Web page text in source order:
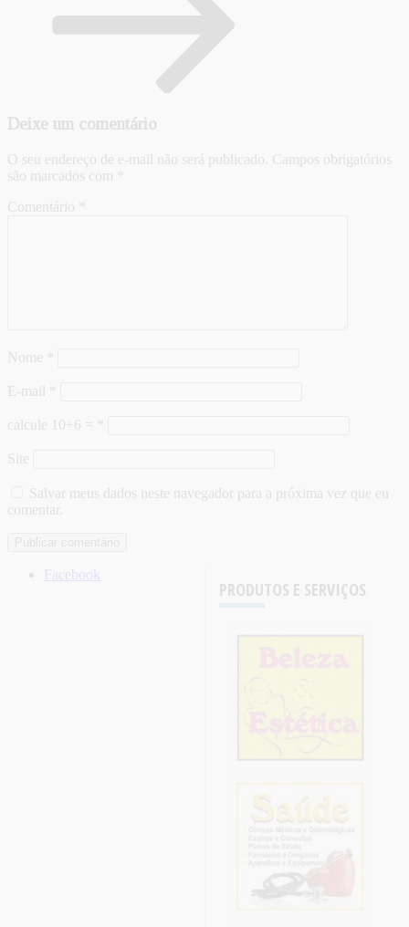
Deixe um comentário
O seu endereço de e-mail não será publicado. Campos obrigatórios
são marcados com
Comentário
Nome
E-mail
calcule 10+6 =
Site
Salvar meus dados neste navegador para a próxima vez que eu
comentar.
PRODUTOS E SERVIÇOS
Facebook